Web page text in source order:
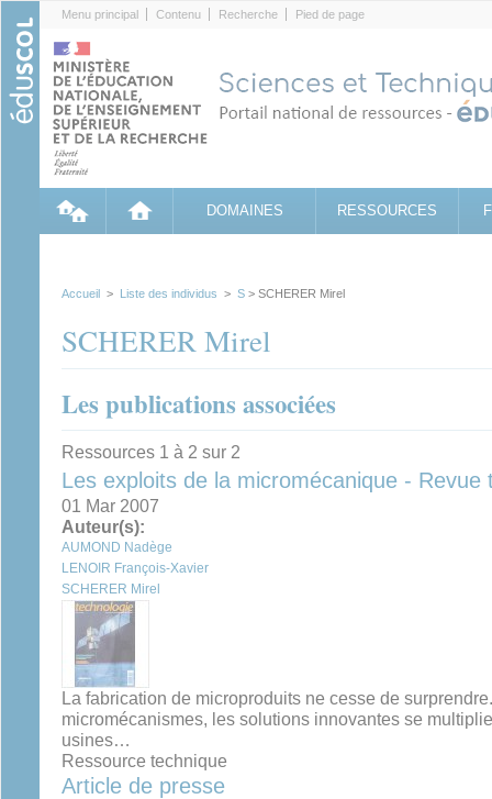
Menu principal Contenu Recherche Pied de page
DOMAINES RESSOURCES
Accueil > Liste des individus > S > SCHERER Mirel
SCHERER Mirel
Les publications associées
Ressources 1 à 2 sur 2
Les exploits de la micromécanique - Revue
01 Mar 2007
Auteur(s):
AUMOND Nadège
LENOIR François-Xavier
SCHERER Mirel
La fabrication de microproduits ne cesse de
micromécanismes, les solutions innovantes se
usines…
Ressource technique
Article de presse